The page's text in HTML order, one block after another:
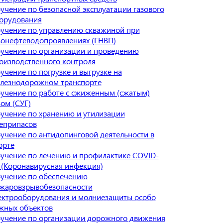
по безопасной эксплуатации газового
по управлению скважиной при
(ГНВП)
по организации и проведению
контроля
по погрузке и выгрузке на
транспорте
по работе с сжиженным (сжатым)
(СУГ)
по хранению и утилизации
по антидопинговой деятельности в
по лечению и профилактике COVID-
инфекция)
по обеспечению
и молниезащиты особо
объектов
по организации дорожного движения